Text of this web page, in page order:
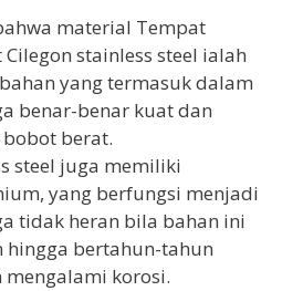
material Tempat
stainless steel ialah
yang termasuk dalam
benar-benar kuat dan
berat.
steel juga memiliki
yang berfungsi menjadi
tidak heran bila bahan ini
hingga bertahun-tahun
korosi.